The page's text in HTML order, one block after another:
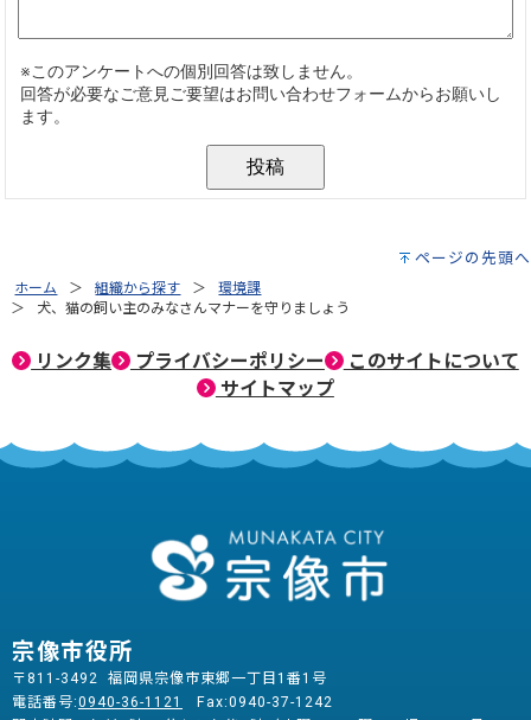
ページの先頭へ
ホーム 組織から探す
環境課
犬、猫の飼い主のみなさんマナーを守りましょう
リンク集 プライバシーポリシー
このサイトについて
サイトマップ
宗像市役所
〒811-3492 福岡県宗像市東郷一丁目1番1号
電話番号:0940-36-1121
Fax:0940-37-1242